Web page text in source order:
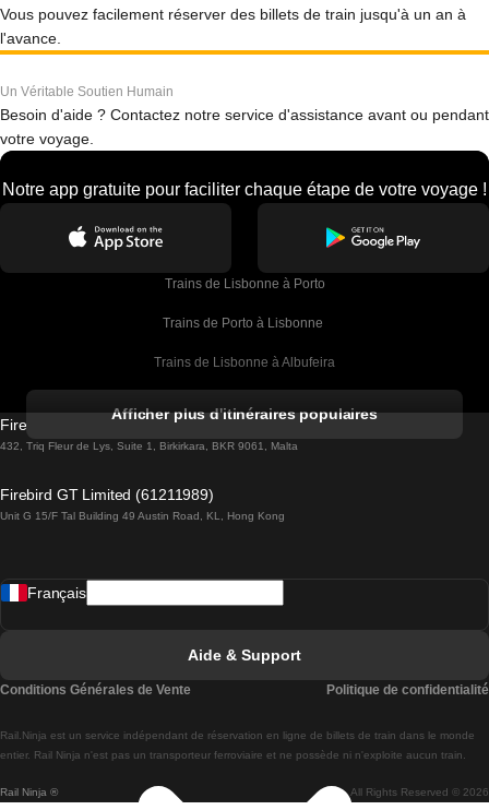
Vous pouvez facilement réserver des billets de train jusqu'à un an à
l'avance.
Un Véritable Soutien Humain
Besoin d'aide ? Contactez notre service d'assistance avant ou pendant
votre voyage.
Notre app gratuite pour faciliter chaque étape de votre voyage !
Trains de Lisbonne à Porto
Trains de Porto à Lisbonne
Trains de Lisbonne à Albufeira
Trains de Lisbonne à Lagos
Trains de Lisbonne à Madrid
Trains de Lisbonne à Braga
Trains de Braga à Lisbonne
Afficher plus d'itinéraires populaires
Firebird GT Limited (OC 1451)
432, Triq Fleur de Lys, Suite 1, Birkirkara, BKR 9061, Malta
Firebird GT Limited (61211989)
Unit G 15/F Tal Building 49 Austin Road, KL, Hong Kong
Rail Ninja ® All Rights Reserved © 2026
Rail.Ninja est un service indépendant de réservation en ligne de billets de train dans le monde
entier. Rail Ninja n'est pas un transporteur ferroviaire et ne possède ni n'exploite aucun train.
Français
Aide & Support
Conditions Générales de Vente Politique de confidentialité